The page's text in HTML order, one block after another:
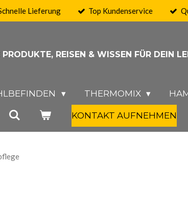
Lieferung Top Kundenservice
PRODUKTE, REISEN & WISSEN FÜR DEIN
THERMOMIX
KONTAKT AUFNEHMEN